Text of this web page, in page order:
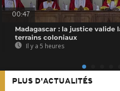
00:47
Madagascar : la justice valide
terrains coloniaux
Il y a 5 heures
PLUS D'ACTUALITÉS